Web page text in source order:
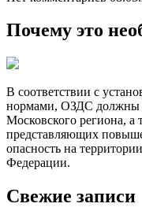
Почему это
В соответствии с
нормами, ОЗДС должны
Московского региона, а
представляющих
опасность на
Федерации.
Свежие записи